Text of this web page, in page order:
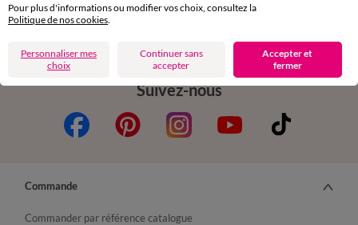
Suivez-nous
Commande
Commander par référence catalogue
Pour plus d'informations ou modifier vos choix, consultez la
Politique de nos cookies
Personnaliser mes
choix
Continuer sans
accepter
Accepter et
fermer